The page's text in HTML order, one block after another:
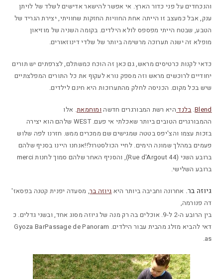
והנכחדים על פני כדור הארץ. אי אפשר להישאר אדישים לשלד של לויתן
ענק, אבל כמעצב זו הייתה אחת החוויות החזקות שחוויתי, יצירת הגריד של
הטבע, שבטח הייתי מפספס לולא הילדים. בקומה השניה של מוזיאון
מופלא זה ישנה תערוכה מרשימה ביותר של שלדי דינוזאורים.
כדאי לקנות כרטיסים מראש, גם כאן זה הוכח כמשתלם, לצרפתים יש תורים
יחודיים לרוכשים מראש וזה מספק נורא לעקוף את כל התורים המפלצתיים
שיש בכל מקום. הכניסה לחלק מהתערוכות היא חינם לילדים.
Blend
. בלנד היא רשת המבורגרים חדשה ומוחמאת. אלו
ההמבורגרים הטובים ביותר שאכלתי אי פעם.
WEST שלהם הוא יצירה
בזכות עצמו והצ'יפס בטטה שמגישים שם ממכרים ממש. חזרנו לפה שלוש
פעמים במהלך שמונה הימים. לחיי הכולסטרול!!אנחנו היינו בסניף שלהם
ברובע השני (44 Rue d'Argout), והסניף האחר שלהם סמוך לחנות merci
ברובע השלישי.
גיוזה בר. אחרונה וחביבה ביותר היא גיוזה בר, מסעדה יפנית קטנה בפסאז'
דה פנורמה,
בין הרובע ה-2 ל-9. אוכלים בה רק מנה של גיוזה מסוג אחד, ובשני גדלים. כ
דאי להביא מזלג מהבית עבור הילדים. Gyoza BarPassage de Panoram
as.